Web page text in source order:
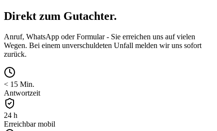
Direkt zum Gutachter.
Anruf, WhatsApp oder Formular - Sie erreichen uns auf vielen
Wegen. Bei einem unverschuldeten Unfall melden wir uns sofort
zurück.
< 15 Min.
Antwortzeit
24 h
Erreichbar mobil